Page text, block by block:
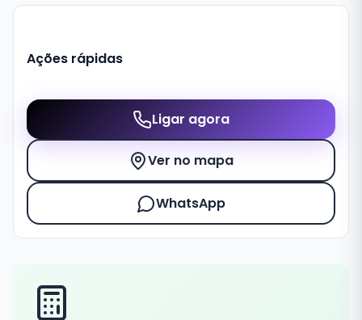
Ações rápidas
Ligar agora
Ver no mapa
WhatsApp